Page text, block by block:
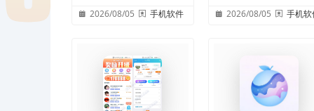
2026/08/05 手机软件 2026/08/05 手机软